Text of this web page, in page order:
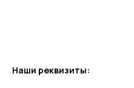
Наши реквизиты: